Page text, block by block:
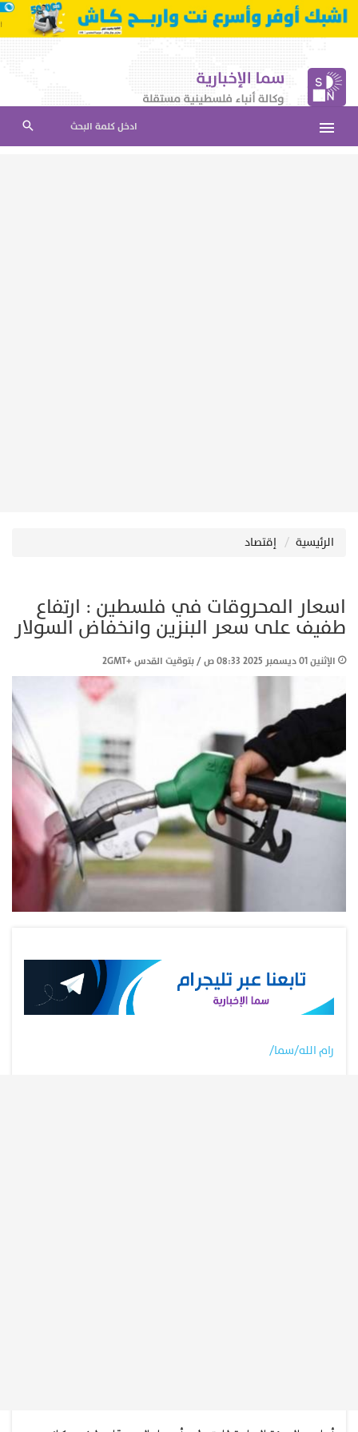
ادخل كلمة البحث
الرئيسية إقتصاد
اسعار المحروقات في فلسطين : ارتفاع
طفيف على سعر البنزين وانخفاض السولار
الإثنين 01 ديسمبر 2025 08:33 ص / بتوقيت القدس +2GMT
رام الله/سما/